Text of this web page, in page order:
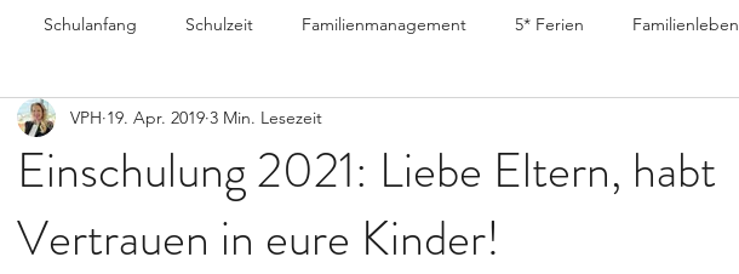
Schulanfang Schulzeit Familienmanagement 5* Ferien Familienleben
Einschulung 2021: Liebe Eltern, habt
Vertrauen in eure Kinder!
VPH 19. Apr. 2019 3 Min. Lesezeit